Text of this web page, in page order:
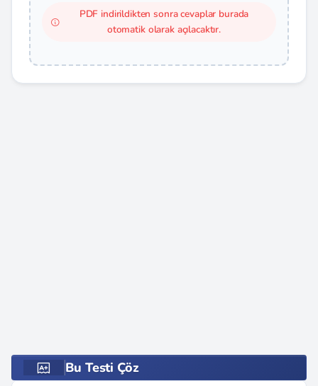
PDF indirildikten sonra cevaplar burada
otomatik olarak açılacaktır.
Bu Testi Çöz